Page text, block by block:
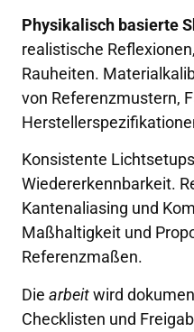
Physikalisch basierte
realistische
Rauheiten.
von Referenzmustern,
Konsistente
Wiedererkennbarkeit.
Kantenaliasing und
Maßhaltigkeit und
Referenzmaßen.
Die arbeitwird
Checklisten und